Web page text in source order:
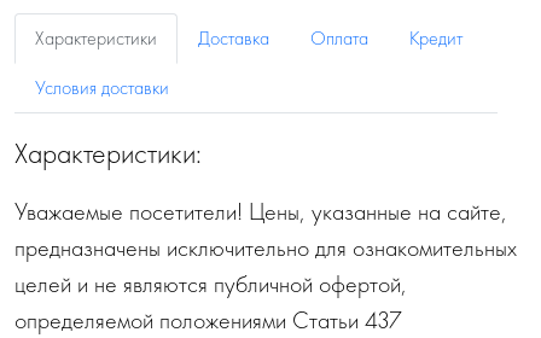
Характеристики Доставка Оплата
Кредит
Условия доставки
Характеристики:
Уважаемые посетители! Цены, указанные на сайте,
предназначены исключительно для ознакомительных
целей и не являются публичной офертой,
определяемой положениями Статьи 437